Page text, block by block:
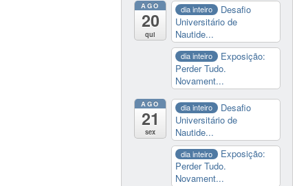
AGO
20
qui
dia inteiro
Desafio
Universitário de
Nautide...
dia inteiro
Exposição:
Perder Tudo.
Novament...
AGO
21
sex
dia inteiro
Desafio
Universitário de
Nautide...
dia inteiro
Exposição:
Perder Tudo.
Novament...